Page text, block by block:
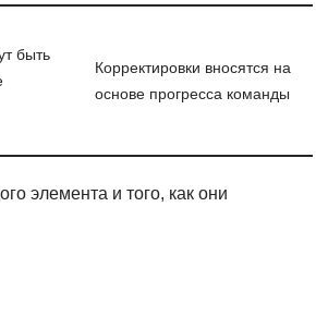
быть
Корректировки вносятся на
основе прогресса команды
элемента и того, как они